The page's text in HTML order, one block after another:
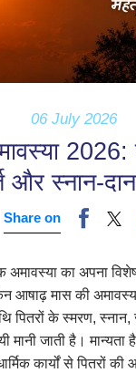
06 July 2026
2026:
और स्नान-
Share on
अमावस्या का अपना
आषाढ़ मास की
पितरों के स्मरण,
मानी जाती है। मान्यता
कार्यों से पितरों की